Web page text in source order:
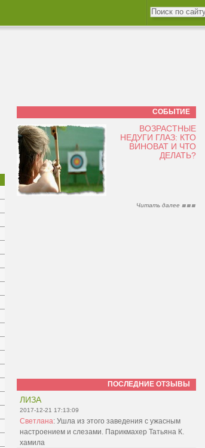
СОБЫТИЕ
ВОЗРАСТНЫЕ
НЕДУГИ ГЛАЗ: КТО
ВИНОВАТ И ЧТО
ДЕЛАТЬ?
Читать далее
ПОСЛЕДНИЕ ОТЗЫВЫ
ЛИЗА
2017-12-21 17:13:09
Светлана: Ушла из этого заведения с ужасным
настроением и слезами. Парикмахер Татьяна К.
хамила